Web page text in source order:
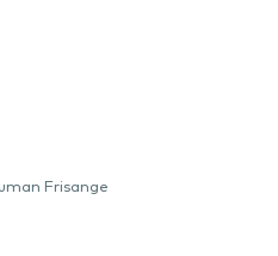
Frisange